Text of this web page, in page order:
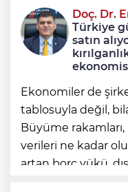
görüştü
Doç. Dr.
Türkiye
satın
Ekonomiler de
tablosuyla değil,
Büyüme rakamları,
verileri ne kadar
artan borç yükü,